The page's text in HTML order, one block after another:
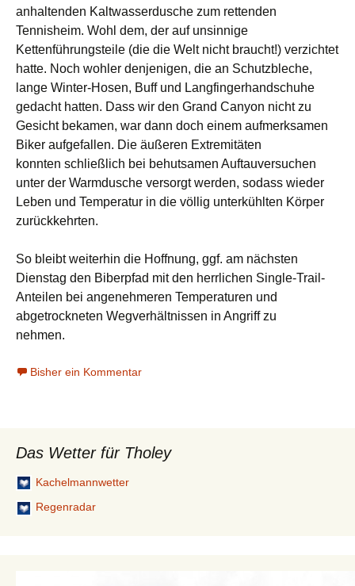
anhaltenden Kaltwasserdusche zum rettenden
Tennisheim. Wohl dem, der auf unsinnige
Kettenführungsteile (die die Welt nicht braucht!) verzichtet
hatte. Noch wohler denjenigen, die an Schutzbleche,
lange Winter-Hosen, Buff und Langfingerhandschuhe
gedacht hatten. Dass wir den Grand Canyon nicht zu
Gesicht bekamen, war dann doch einem aufmerksamen
Biker aufgefallen. Die äußeren Extremitäten
konnten schließlich bei behutsamen Auftauversuchen
unter der Warmdusche versorgt werden, sodass wieder
Leben und Temperatur in die völlig unterkühlten Körper
zurückkehrten.
So bleibt weiterhin die Hoffnung, ggf. am nächsten
Dienstag den Biberpfad mit den herrlichen Single-Trail-
Anteilen bei angenehmeren Temperaturen und
abgetrockneten Wegverhältnissen in Angriff zu
nehmen.
Bisher ein Kommentar
Das Wetter für Tholey
Kachelmannwetter
Regenradar